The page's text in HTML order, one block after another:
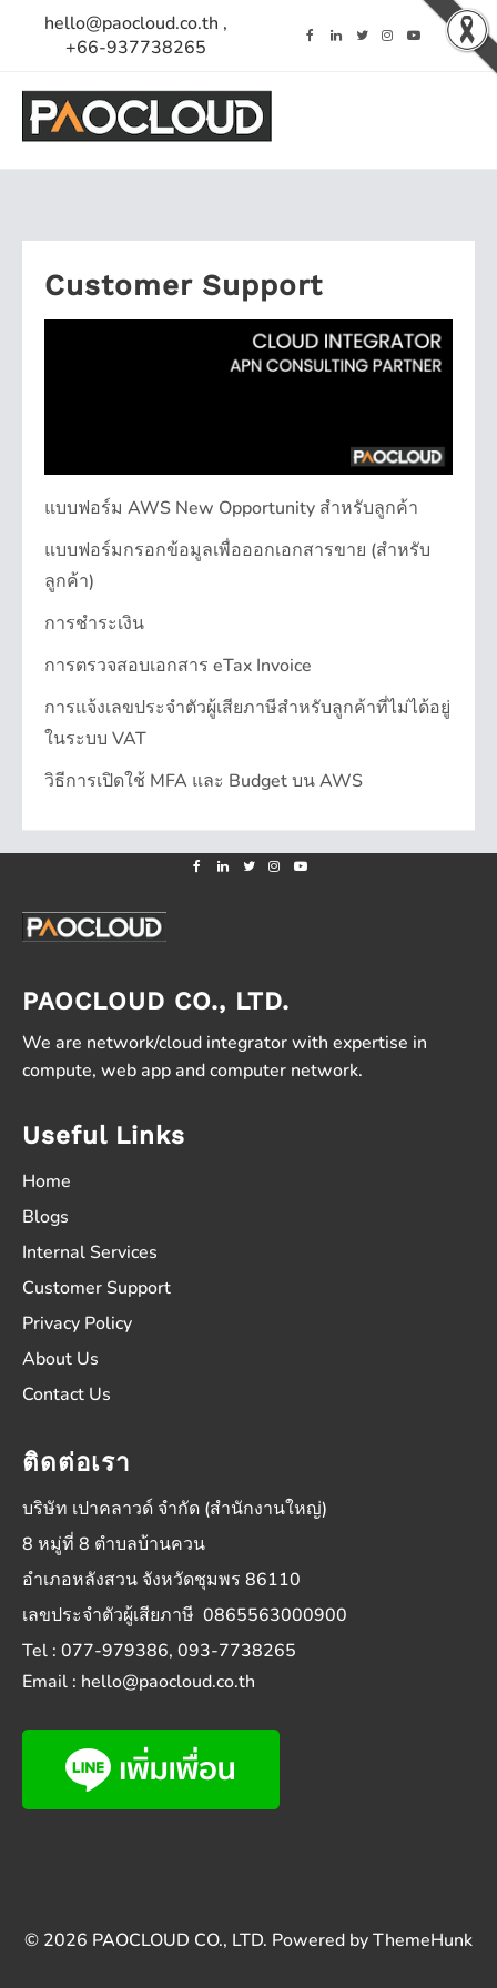
hello@paocloud.co.th ,
+66-937738265
Customer Support
แบบฟอร์ม AWS New Opportunity สำหรับลูกค้า
แบบฟอร์มกรอกข้อมูลเพื่อออกเอกสารขาย (สำหรับ
ลูกค้า)
การชำระเงิน
การตรวจสอบเอกสาร eTax Invoice
การแจ้งเลขประจำตัวผู้เสียภาษีสำหรับลูกค้าที่ไม่ได้อยู่
ในระบบ VAT
วิธีการเปิดใช้ MFA และ Budget บน AWS
PAOCLOUD CO., LTD.
We are network/cloud integrator with expertise in
compute, web app and computer network.
Useful Links
Home
Blogs
Internal Services
Customer Support
Privacy Policy
About Us
Contact Us
ติดต่อเรา
บริษัท เปาคลาวด์ จำกัด (สำนักงานใหญ่)
8 หมู่ที่ 8 ตำบลบ้านควน
อำเภอหลังสวน จังหวัดชุมพร 86110
เลขประจำตัวผู้เสียภาษี 0865563000900
Tel : 077-979386, 093-7738265
Email : hello@paocloud.co.th
© 2026 PAOCLOUD CO., LTD. Powered byThemeHunk